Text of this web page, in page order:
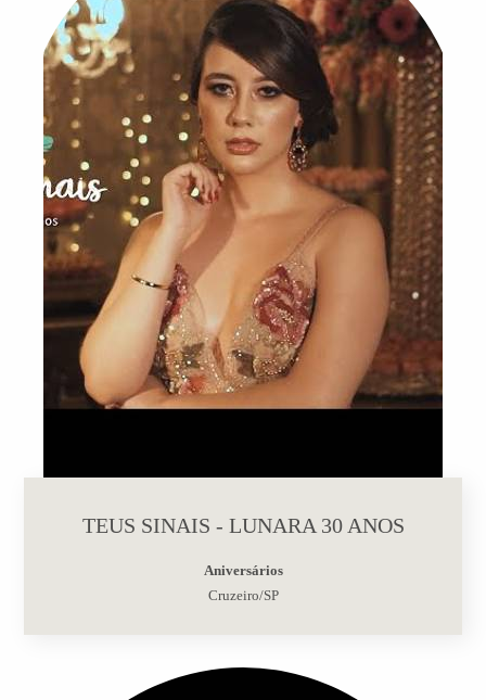
TEUS SINAIS - LUNARA 30 ANOS
Aniversários
Cruzeiro/SP